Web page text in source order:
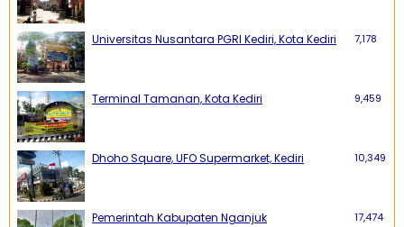
Universitas Nusantara PGRI Kediri, Kota Kediri 7,178
Terminal Tamanan, Kota Kediri 9,459
Dhoho Square, UFO Supermarket, Kediri 10,349
Pemerintah Kabupaten Nganjuk 17,474